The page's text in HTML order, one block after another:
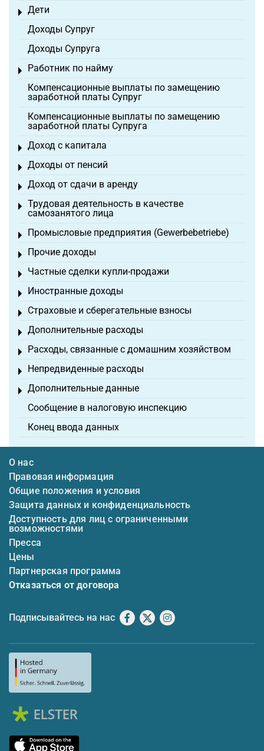
Дети
Toggle menu
Доходы Супруг
Доходы Супруга
Работник по найму
Toggle menu
Компенсационные выплаты по замещению
заработной платы Супруг
Компенсационные выплаты по замещению
заработной платы Супруга
Доход с капитала
Toggle menu
Доходы от пенсий
Toggle menu
Доход от сдачи в аренду
Toggle menu
Трудовая деятельность в качестве
самозанятого лица
Toggle menu
Промысловые предприятия (Gewerbebetriebe)
Toggle menu
Прочие доходы
Toggle menu
Частные сделки купли-продажи
Toggle menu
Иностранные доходы
Toggle menu
Страховые и сберегательные взносы
Toggle menu
Дополнительные расходы
Toggle menu
Расходы, связанные с домашним хозяйством
Toggle menu
Непредвиденные расходы
Toggle menu
Дополнительные данные
Toggle menu
Сообщение в налоговую инспекцию
Конец ввода данных
О нас
Правовая информация
Общие положения и условия
Защита данных и конфиденциальность
Доступность для лиц с ограниченными
возможностями
Пресса
Цены
Партнерская программа
Отказаться от договора
Подписывайтесь на нас Facebook
X Instagram